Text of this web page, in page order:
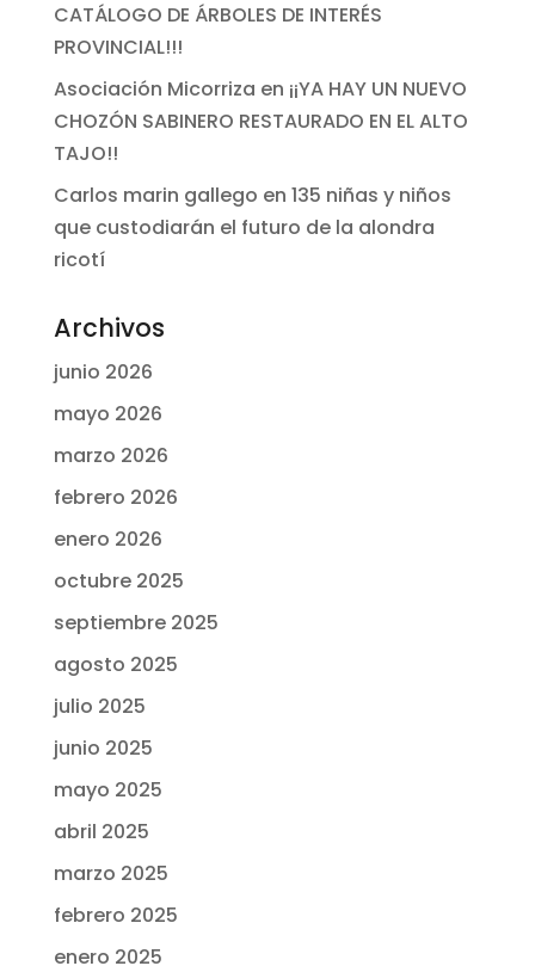
CATÁLOGO DE ÁRBOLES DE INTERÉS
PROVINCIAL!!!
Asociación Micorriza en ¡¡YA HAY UN NUEVO
CHOZÓN SABINERO RESTAURADO EN EL ALTO
TAJO!!
Carlos marin gallego en 135 niñas y niños
que custodiarán el futuro de la alondra
ricotí
Archivos
junio 2026
mayo 2026
marzo 2026
febrero 2026
enero 2026
octubre 2025
septiembre 2025
agosto 2025
julio 2025
junio 2025
mayo 2025
abril 2025
marzo 2025
febrero 2025
enero 2025